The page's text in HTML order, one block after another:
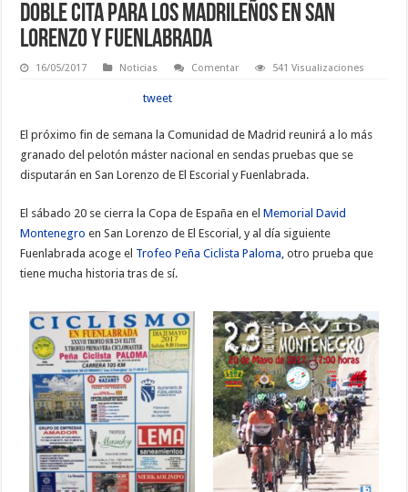
Doble cita para los madrileños en San
Lorenzo y Fuenlabrada
16/05/2017 Noticias Comentar 541 Visualizaciones
tweet
El próximo fin de semana la Comunidad de Madrid reunirá a lo más
granado del pelotón máster nacional en sendas pruebas que se
disputarán en San Lorenzo de El Escorial y Fuenlabrada.
El sábado 20 se cierra la Copa de España en elMemorial David
Montenegro en San Lorenzo de El Escorial, y al día siguiente
Fuenlabrada acoge el Trofeo Peña Ciclista Paloma , otro prueba que
tiene mucha historia tras de sí.